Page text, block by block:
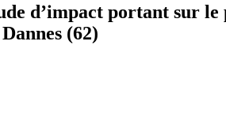
d’impact portant sur
(62)